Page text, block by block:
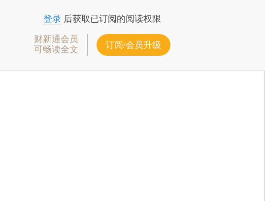
登录后获取已订阅的阅读权限
财新通会员
可畅读全文
订阅/会员升级